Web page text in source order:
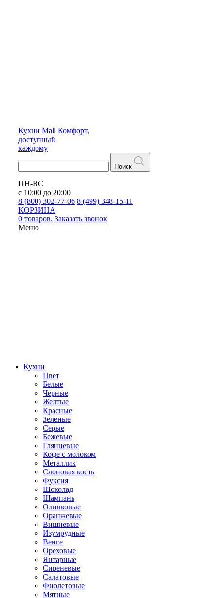
Кухни Mall Комфорт,
доступный
каждому
Поиск
ПН-ВС
с 10:00 до 20:00
8 (800) 302-77-06 8 (499) 348-15-11
КОРЗИНА
0 товаров. Заказать звонок
Меню
Кухни
Цвет
Белые
Черные
Желтые
Красные
Зеленые
Серые
Бежевые
Глянцевые
Кофе с молоком
Металлик
Слоновая кость
Фуксия
Шоколад
Шампань
Оливковые
Оранжевые
Вишневые
Изумрудные
Венге
Ореховые
Янтарные
Сиреневые
Салатовые
Фиолетовые
Мятные